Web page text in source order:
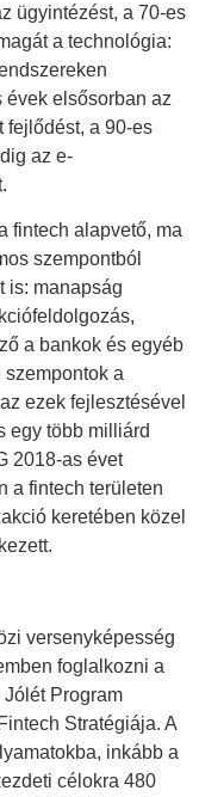
ügyintézést, a 70-es
a technológia:
évek elsősorban az
fejlődést, a 90-es
az e-
fintech alapvető, ma
szempontból
is: manapság
a bankok és egyéb
a
ezek fejlesztésével
egy több milliárd
2018-as évet
a fintech területen
keretében közel
versenyképesség
foglalkozni a
Program
Stratégiája. A
inkább a
célokra 480